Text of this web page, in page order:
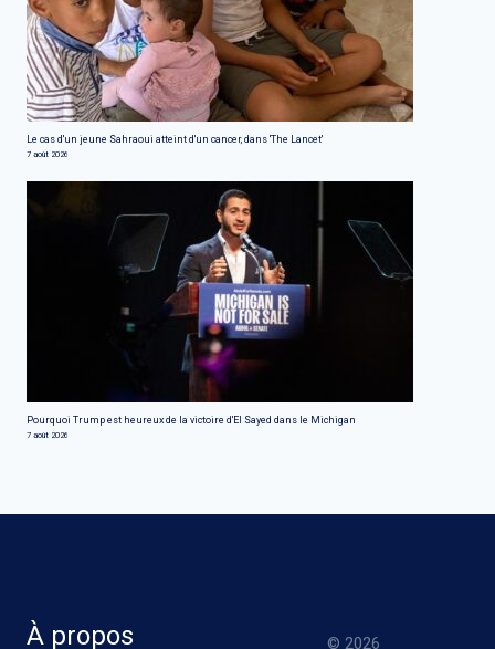
Le cas d'un jeune Sahraoui atteint d'un cancer, dans 'The Lancet'
7 août 2026
Pourquoi Trump est heureux de la victoire d'El Sayed dans le Michigan
7 août 2026
À propos © 2026